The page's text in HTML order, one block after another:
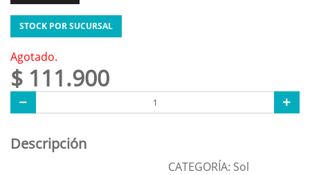
STOCK POR SUCURSAL
Agotado.
$ 111.900
Descripción
CATEGORÍA: Sol